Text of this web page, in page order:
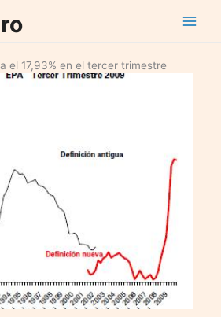
el 17,93% en el tercer trimestre